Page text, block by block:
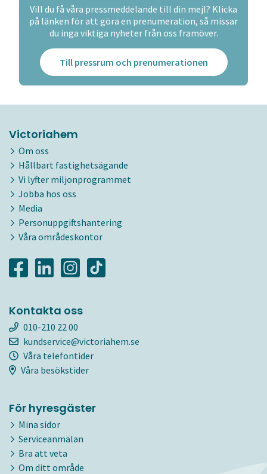
Vill du få våra pressmeddelande till din mejl? Klicka
på länken för att göra en prenumeration, så missar
du inga viktiga nyheter från oss framöver.
Till pressrum och prenumerationen
Victoriahem
Om oss
Hållbart fastighetsägande
Vi lyfter miljonprogrammet
Jobba hos oss
Media
Personuppgiftshantering
Våra områdeskontor
Kontakta oss
010-210 22 00
kundservice@victoriahem.se
Våra telefontider
Våra besökstider
För hyresgäster
Mina sidor
Serviceanmälan
Bra att veta
Om ditt område